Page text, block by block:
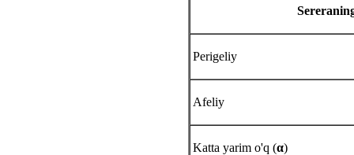
Perigeliy
Afeliy
Katta yarim o'q (α)